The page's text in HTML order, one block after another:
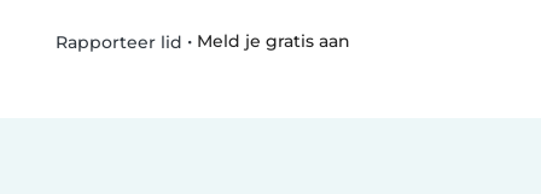
Rapporteer lid • Meld je gratis aan